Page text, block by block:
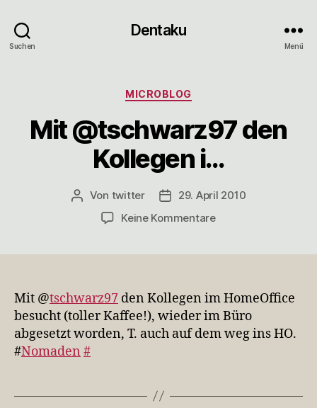
Suchen
Dentaku
Menü
Kategorien
MICROBLOG
Mit @tschwarz97 den
Kollegen i…
Beitragsautor
Von twitter Veröffentlichungsdatum
29. April 2010
Keine Kommentarezu
i…
Mit @tschwarz97 den Kollegen im HomeOffice
besucht (toller Kaffee!), wieder im Büro
abgesetzt worden, T. auch auf dem weg ins HO.
#Nomaden #